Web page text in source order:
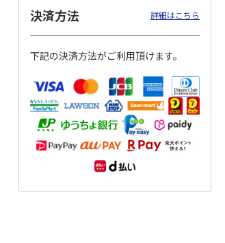
決済方法 詳細はこちら
下記の決済方法がご利用頂けます。